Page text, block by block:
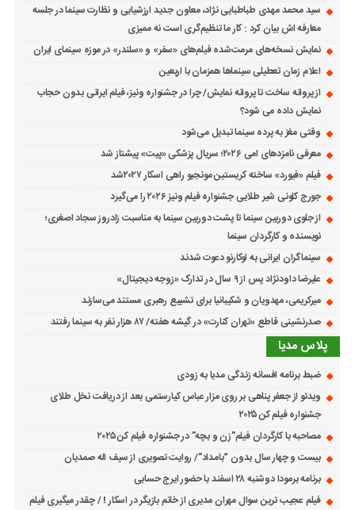
سید محمد مهدی طباطبایی نژاد، معاون جدید ارزشیابی و نظارت سینما در جلسه
معارفه اش بیان کرد : کار ما تنظیم‌گری است نه ممیزی
نمایش نسخه‌های مرمت‌شده فیلم‌های «سفر» و «سلندر» در موزه سینمای ایران
اعلام زمان تعطیلی سینماها همزمان با اربعین
از پروانه ساخت تا پروانه نمایش/ چرا در جشنواره ونیز، فیلم ایرانی بدون حجاب
نمایش داده می شود؟
وقتی مغز به پرده سینما تبدیل می‌شود
معرفی نامزدهای امی ۲۰۲۶؛ سریال پزشکی «پیت» پیشتاز شد
فیلم «فیورد» ساخته کریستین مونجیو راهی اسکار ۲۰۲۷شد
جورج کلونی شیر طلایی جشنواره فیلم ونیز ۲۰۲۶ را می‌گیرد
از جلوی دوربین سینما تا پشت دوربین سینما به مناسبت زادروز سجاد اصغری؛
نویسنده و کارگردان سینما
سینماگران ایرانی به لوکارنو دعوت شدند
علیرضا داودنژاد پس از ۹ سال در تدارک «زوجه دیجیتال»
میرکریمی، مهدویان و شکیبانیا برای تشییع رهبری مستند می‌سازند
صدرنشینی قاطع «تهران کنارت» در گیشه هفته/ ۸۷ هزار نفر به سینما رفتند
پلاس مدیا
ضبط برنامه افسانه زندگی مدیا به زودی
ویدئو از جعفر پناهی بر روی مزار عباس کیارستمی بعد از دریافت نخل طلای
جشنواره فیلم کن ۲۰۲۵
مصاحبه با کارگردان فیلم”زن و بچه” در جشنواره فیلم کن ۲۰۲۵
بیست و چهار سال بدون “بامداد”/ روایت تصویری از سیف اله صمدیان
برنامه برمودا دوشنبه ۲۸ اسفند با حضور ایرج حسابی
فیلم عجیب ترین سوال مهران مدیری از خانم بازیگر در اسکار ! / چقدر میگیری فیلم